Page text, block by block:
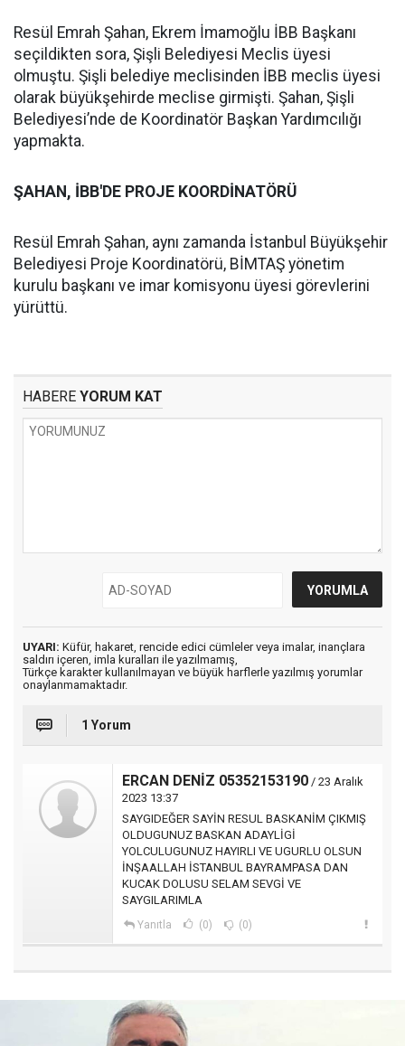
Resül Emrah Şahan, Ekrem İmamoğlu İBB Başkanı
seçildikten sora, Şişli Belediyesi Meclis üyesi
olmuştu. Şişli belediye meclisinden İBB meclis üyesi
olarak büyükşehirde meclise girmişti. Şahan, Şişli
Belediyesi’nde de Koordinatör Başkan Yardımcılığı
yapmakta.
ŞAHAN, İBB'DE PROJE KOORDİNATÖRÜ
Resül Emrah Şahan, aynı zamanda İstanbul Büyükşehir
Belediyesi Proje Koordinatörü, BİMTAŞ yönetim
kurulu başkanı ve imar komisyonu üyesi görevlerini
yürüttü.
HABERE YORUM KAT
UYARI: Küfür, hakaret, rencide edici cümleler veya imalar, inançlara
saldırı içeren, imla kuralları ile yazılmamış,
Türkçe karakter kullanılmayan ve büyük harflerle yazılmış yorumlar
onaylanmamaktadır.
1 Yorum
ERCAN DENİZ 05352153190 / 23 Aralık
2023 13:37
SAYGIDEĞER SAYİN RESUL BASKANİM ÇIKMIŞ
OLDUGUNUZ BASKAN ADAYLİGİ
YOLCULUGUNUZ HAYIRLI VE UGURLU OLSUN
İNŞAALLAH İSTANBUL BAYRAMPASA DAN
KUCAK DOLUSU SELAM SEVGİ VE
SAYGILARIMLA
Yanıtla (0) (0)